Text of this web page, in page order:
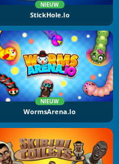
NIEUW
StickHole.io
NIEUW
WormsArena.io